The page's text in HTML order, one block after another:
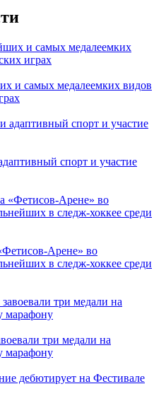
и самых медалеемких видов
спорт и участие
Арене» во
в следж-хоккее среди
три медали на
марафону